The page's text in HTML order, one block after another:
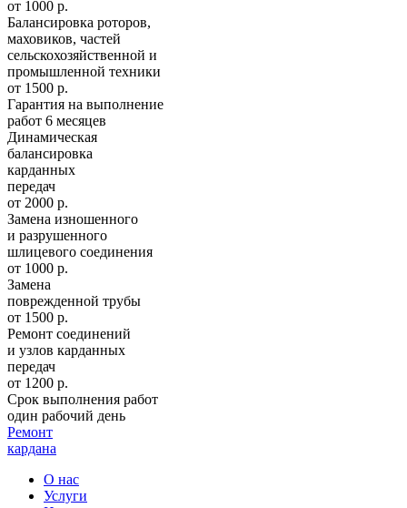
от 1000 р.
Балансировка роторов,
маховиков, частей
сельскохозяйственной и
промышленной техники
от 1500 р.
Гарантия на выполнение
работ 6 месяцев
Динамическая
балансировка
карданных
передач
от 2000 р.
Замена изношенного
и разрушенного
шлицевого соединения
от 1000 р.
Замена
поврежденной трубы
от 1500 р.
Ремонт соединений
и узлов карданных
передач
от 1200 р.
Срок выполнения работ
один рабочий день
Ремонт
кардана
О нас
Услуги